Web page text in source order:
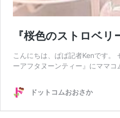
『桜色のストロベ
こんにちは、ぱぱ記者Kenです
ーアフタヌーンティー』にママ
ドットコムおおさか